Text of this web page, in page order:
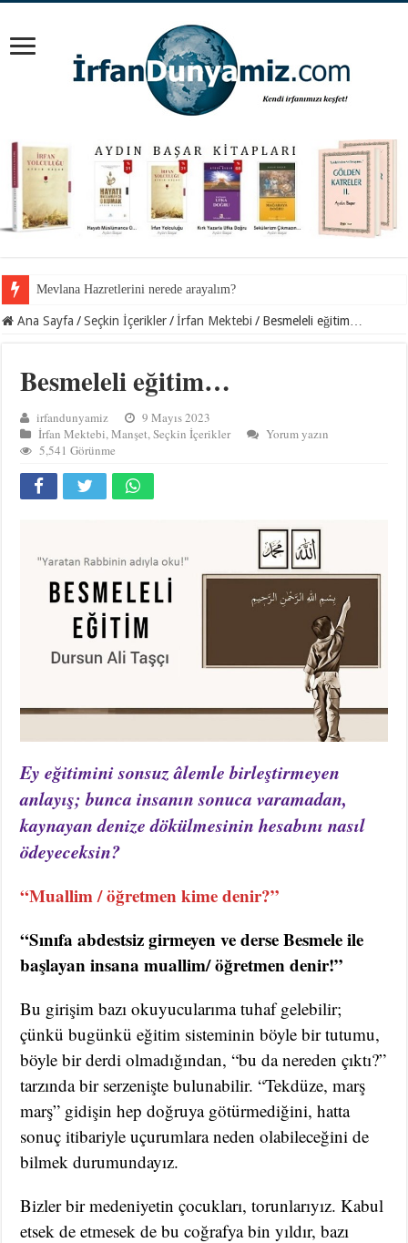
İnancından koparılan gençlerin vebali kimin?
Ana Sayfa / Seçkin İçerikler / İrfan Mektebi / Besmeleli eğitim…
Besmeleli eğitim…
irfandunyamiz
9 Mayıs 2023
İrfan Mektebi,Manşet,Seçkin İçerikler
Yorum yazın
5,541 Görünme
Ey eğitimini sonsuz âlemle birleştirmeyen
anlayış; bunca insanın sonuca varamadan,
kaynayan denize dökülmesinin hesabını nasıl
ödeyeceksin?
“Muallim / öğretmen kime denir?”
“Sınıfa abdestsiz girmeyen ve derse Besmele ile
başlayan insana muallim/ öğretmen denir!”
Bu girişim bazı okuyucularıma tuhaf gelebilir;
çünkü bugünkü eğitim sisteminin böyle bir tutumu,
böyle bir derdi olmadığından, “bu da nereden çıktı?”
tarzında bir serzenişte bulunabilir. “Tekdüze, marş
marş” gidişin hep doğruya götürmediğini, hatta
sonuç itibariyle uçurumlara neden olabileceğini de
bilmek durumundayız.
Bizler bir medeniyetin çocukları, torunlarıyız. Kabul
etsek de etmesek de bu coğrafya bin yıldır, bazı